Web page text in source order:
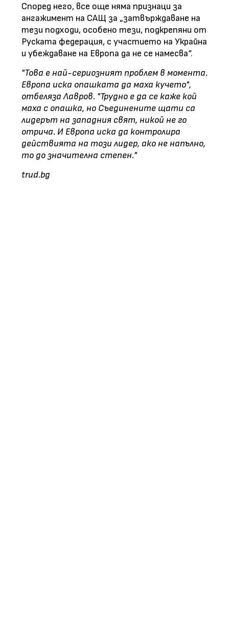
Според него, все още няма признаци за
ангажимент на САЩ за „затвърждаване на
тези подходи, особено тези, подкрепяни от
Руската федерация, с участието на Украйна
и убеждаване на Европа да не се намесва“.
"Това е най-сериозният проблем в момента.
Европа иска опашката да маха кучето",
отбеляза Лавров. "Трудно е да се каже кой
маха с опашка, но Съединените щати са
лидерът на западния свят, никой не го
отрича. И Европа иска да контролира
действията на този лидер, ако не напълно,
то до значителна степен."
trud.bg